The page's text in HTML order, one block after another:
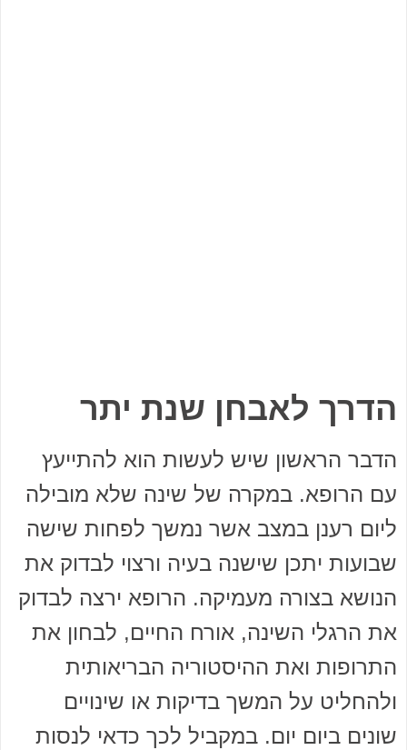
הדרך לאבחן שנת יתר
הדבר הראשון שיש לעשות הוא להתייעץ
עם הרופא. במקרה של שינה שלא מובילה
ליום רענן במצב אשר נמשך לפחות שישה
שבועות יתכן שישנה בעיה ורצוי לבדוק את
הנושא בצורה מעמיקה. הרופא ירצה לבדוק
את הרגלי השינה, אורח החיים, לבחון את
התרופות ואת ההיסטוריה הבריאותית
ולהחליט על המשך בדיקות או שינויים
שונים ביום יום. במקביל לכך כדאי לנסות